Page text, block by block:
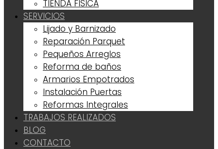
TIENDA FÍSICA
SERVICIOS
Lijado y Barnizado
Reparación Parquet
Pequeños Arreglos
Reforma de baños
Armarios Empotrados
Instalación Puertas
Reformas Integrales
TRABAJOS REALIZADOS
BLOG
CONTACTO